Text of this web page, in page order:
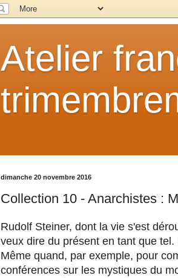
Atelier
dimanche 20 novembre 2016
Collection 10 - Anarchistes :
Rudolf Steiner, dont la vie s'est
veux dire du présent en tant que
Même quand, par exemple, pour
conférences sur les mystiques du